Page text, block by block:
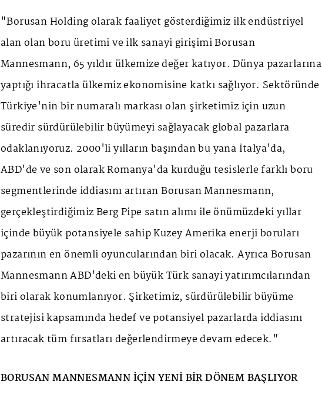
"Borusan Holding olarak faaliyet gösterdiğimiz ilk endüstriyel
alan olan boru üretimi ve ilk sanayi girişimi Borusan
Mannesmann, 65 yıldır ülkemize değer katıyor. Dünya pazarlarına
yaptığı ihracatla ülkemiz ekonomisine katkı sağlıyor. Sektöründe
Türkiye'nin bir numaralı markası olan şirketimiz için uzun
süredir sürdürülebilir büyümeyi sağlayacak global pazarlara
odaklanıyoruz. 2000'li yılların başından bu yana İtalya'da,
ABD'de ve son olarak Romanya'da kurduğu tesislerle farklı boru
segmentlerinde iddiasını artıran Borusan Mannesmann,
gerçekleştirdiğimiz Berg Pipe satın alımı ile önümüzdeki yıllar
içinde büyük potansiyele sahip Kuzey Amerika enerji boruları
pazarının en önemli oyuncularından biri olacak. Ayrıca Borusan
Mannesmann ABD'deki en büyük Türk sanayi yatırımcılarından
biri olarak konumlanıyor. Şirketimiz, sürdürülebilir büyüme
stratejisi kapsamında hedef ve potansiyel pazarlarda iddiasını
artıracak tüm fırsatları değerlendirmeye devam edecek."
BORUSAN MANNESMANN İÇİN YENİ BİR DÖNEM BAŞLIYOR